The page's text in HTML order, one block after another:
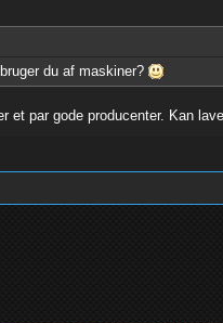
du af maskiner?
et par gode producenter. Kan